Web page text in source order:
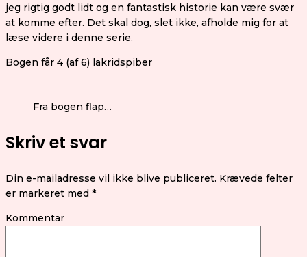
jeg rigtig godt lidt og en fantastisk historie kan være svær
at komme efter. Det skal dog, slet ikke, afholde mig for at
læse videre i denne serie.
Bogen får 4 (af 6) lakridspiber
Fra bogen flap…
Skriv et svar
Din e-mailadresse vil ikke blive publiceret. Krævede felter
er markeret med *
Kommentar